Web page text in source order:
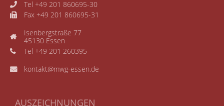
Tel +49 201 860695-30
Fax +49 201 860695-31
Isenbergstraße 77
45130 Essen
Tel +49 201 260395
kontakt@mwg-essen.de
AUSZEICHNUNGEN